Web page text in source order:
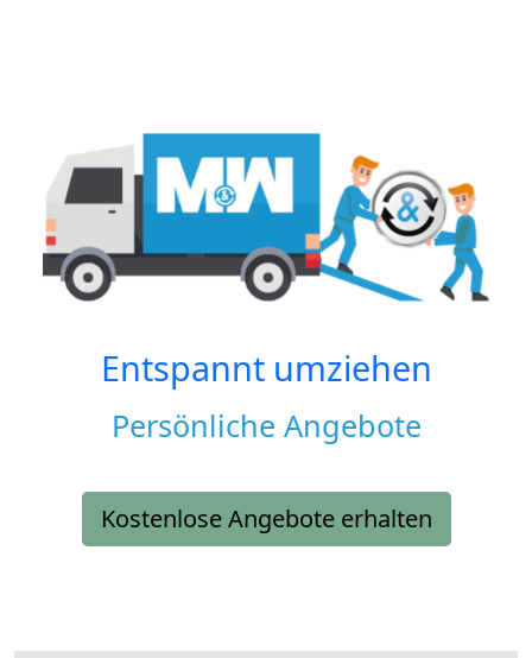
Entspannt umziehen
Persönliche Angebote
Kostenlose Angebote erhalten